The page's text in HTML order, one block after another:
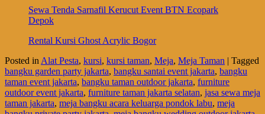
Sewa Tenda Sarnafil Kerucut Event BTN Ecopark
Depok
Rental Kursi Ghost Acrylic Bogor
Posted in Alat Pesta, kursi, kursi taman, Meja, Meja Taman | Tagged
bangku garden party jakarta, bangku santai event jakarta, bangku
taman event jakarta, bangku taman outdoor jakarta, furniture
outdoor event jakarta, furniture taman jakarta selatan, jasa sewa meja
taman jakarta, meja bangku acara keluarga pondok labu, meja